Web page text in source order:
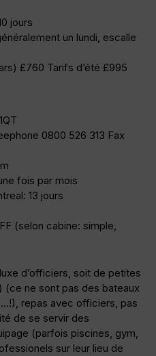
jours
un lundi, escalle
£760 Tarifs d’été £995
0800 526 313 Fax
fois par mois
13 jours
(selon cabine: simple,
d’officiers, soit de petites
(ce ne sont pas des bateaux
repas avec officiers, pas
de se servir des
(parfois piscines, gym,
sur leur lieu de